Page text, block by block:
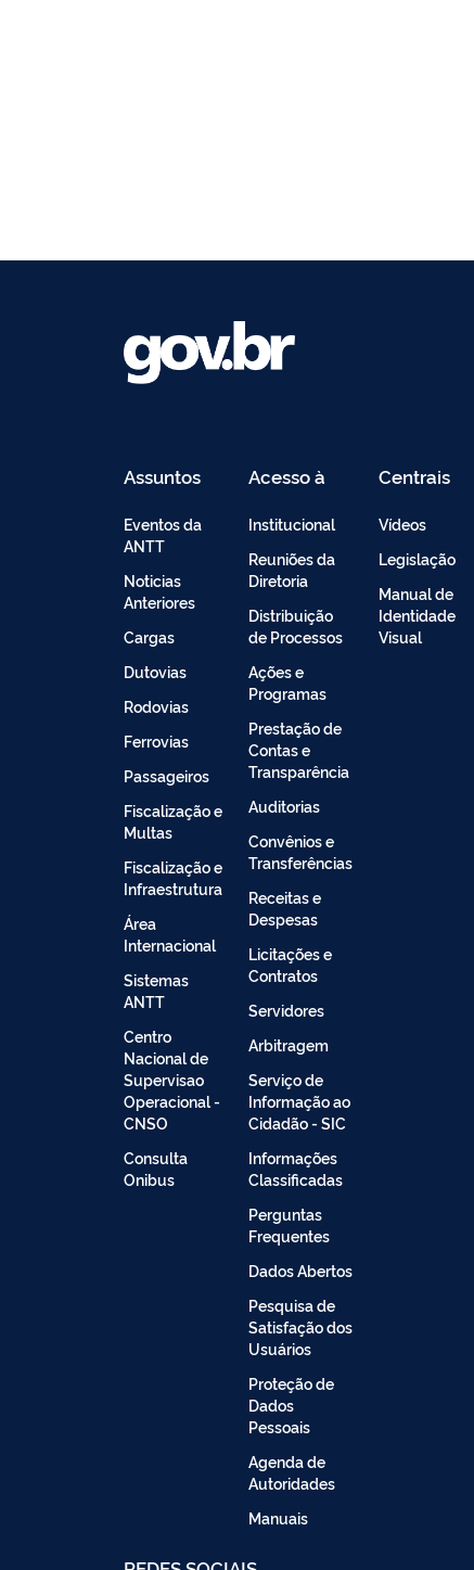
Assuntos
Eventos da
ANTT
Noticias
Anteriores
Cargas
Dutovias
Rodovias
Ferrovias
Passageiros
Fiscalização e
Multas
Fiscalização e
Infraestrutura
Área
Internacional
Sistemas
ANTT
Centro
Nacional de
Supervisao
Operacional -
CNSO
Consulta
Onibus
Acesso à
Informação
Institucional
Reuniões da
Diretoria
Distribuição
de Processos
Ações e
Programas
Prestação de
Contas e
Transparência
Auditorias
Convênios e
Transferências
Receitas e
Despesas
Licitações e
Contratos
Servidores
Arbitragem
Serviço de
Informação ao
Cidadão - SIC
Informações
Classificadas
Perguntas
Frequentes
Dados Abertos
Pesquisa de
Satisfação dos
Usuários
Proteção de
Dados
Pessoais
Agenda de
Autoridades
Manuais
Centrais
de
Vídeos
Legislação
Manual de
Identidade
Visual